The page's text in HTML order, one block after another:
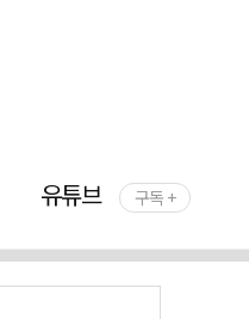
유튜브 구독 +